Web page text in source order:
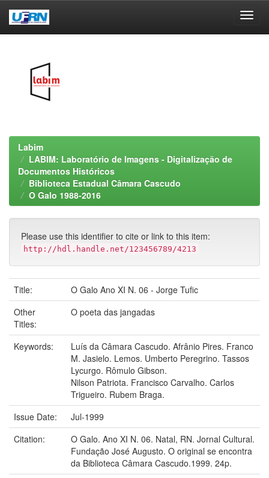
Labim
LABIM: Laboratório de Imagens - Digitalização de
Documentos Históricos
Biblioteca Estadual Câmara Cascudo
O Galo 1988-2016
Please use this identifier to cite or link to this item:
http://hdl.handle.net/123456789/4213
Title:
O Galo Ano XI N. 06 - Jorge Tufic
Other
Titles:
O poeta das jangadas
Keywords:
Luís da Câmara Cascudo. Afrânio Pires. Franco
M. Jasielo. Lemos. Umberto Peregrino. Tassos
Lycurgo. Rômulo Gibson.
Nilson Patriota. Francisco Carvalho. Carlos
Trigueiro. Rubem Braga.
Issue Date:
Jul-1999
Citation:
O Galo. Ano XI N. 06. Natal, RN. Jornal Cultural.
Fundação José Augusto. O original se encontra
da Biblioteca Câmara Cascudo.1999. 24p.